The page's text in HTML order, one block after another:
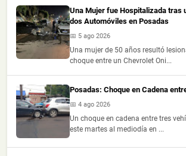
Una Mujer fue Hospitalizada tras
dos Automóviles en Posadas
📅 5 ago 2026
Una mujer de 50 años resultó
choque entre un Chevrolet Oni...
Posadas: Choque en Cadena
📅 4 ago 2026
Un choque en cadena entre tres
este martes al mediodía en ...